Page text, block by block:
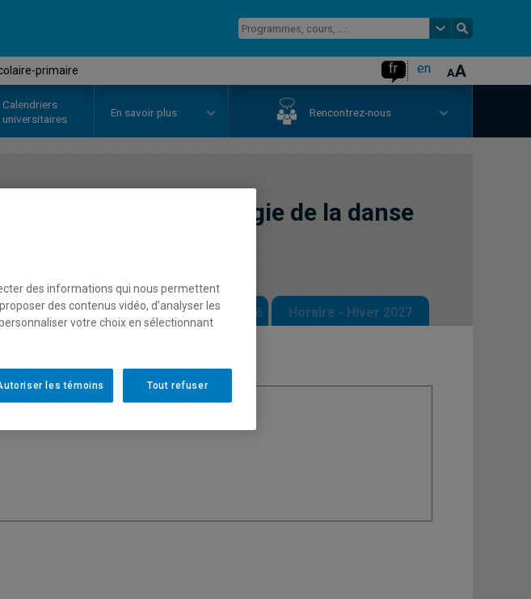
primaire fr en
Calendriers
universitaires
En savoir plus Rencontrez-nous
Didactique et pédagogie de la danse
- Été 2026 Horaire - Automne 2026 Horaire - Hiver 2027
des informations qui nous permettent
des contenus vidéo, d’analyser les
votre choix en sélectionnant
Tout refuser
les témoins